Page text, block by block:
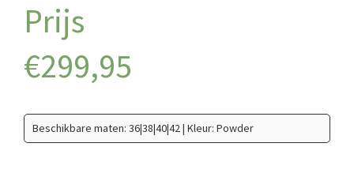
€299,95
Beschikbare maten: 36|38|40|42 | Kleur: Powder